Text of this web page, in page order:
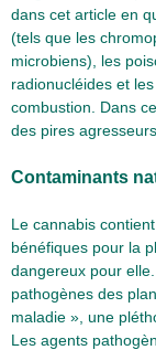
dans cet article en
(tels que les
microbiens), les
radionucléides et
combustion. Dans
des pires
Contaminants
Le cannabis
bénéfiques pour la
dangereux pour
pathogènes des
maladie », une
Les agents